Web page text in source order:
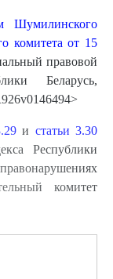
Шумилинского
комитета от 15
правовой
Беларусь,
и статьи 3.30
Республики
комитет